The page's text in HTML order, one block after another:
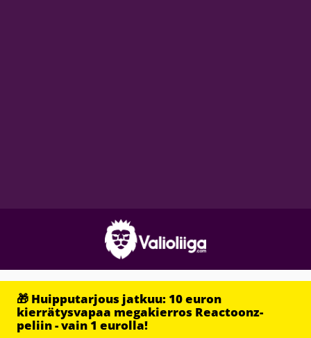
🎁 Huipputarjous jatkuu: 10 euron
kierrätysvapaa megakierros Reactoonz-
peliin - vain 1 eurolla!